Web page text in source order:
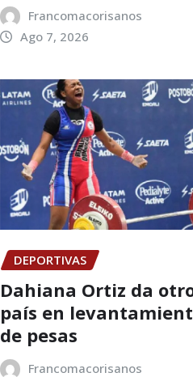
Francomacorisanos
Ago 7, 2026
DEPORTIVAS
Dahiana Ortiz da
país en
de pesas
Francomacorisanos